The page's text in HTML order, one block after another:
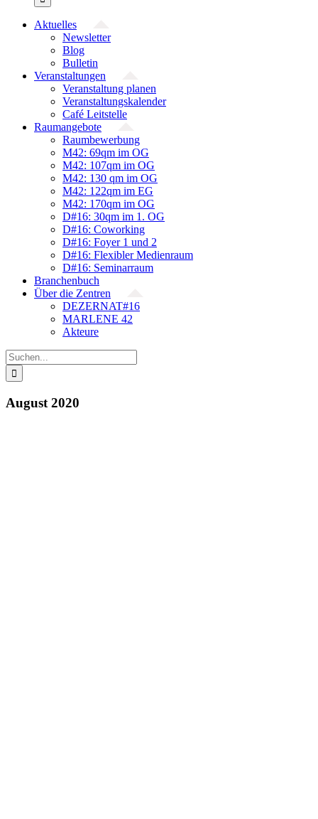
Aktuelles
Newsletter
Blog
Bulletin
Veranstaltungen
Veranstaltung planen
Veranstaltungskalender
Café Leitstelle
Raumangebote
Raumbewerbung
M42: 69qm im OG
M42: 107qm im OG
M42: 130 qm im OG
M42: 122qm im EG
M42: 170qm im OG
D#16: 30qm im 1. OG
D#16: Coworking
D#16: Foyer 1 und 2
D#16: Flexibler Medienraum
D#16: Seminarraum
Branchenbuch
Über die Zentren
DEZERNAT#16
MARLENE 42
Akteure
Suche
nach:
August 2020